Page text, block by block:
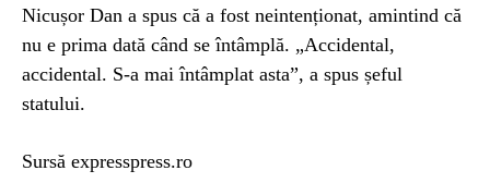
Nicușor Dan a spus că a fost neintenționat, amintind că
nu e prima dată când se întâmplă. „Accidental,
accidental. S-a mai întâmplat asta”, a spus șeful
statului.
Sursă expresspress.ro